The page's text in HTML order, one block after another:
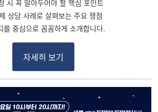
시 꼭 알아두어야 할 핵심 포인트
상담 사례로 살펴보는 주요 쟁점
를 중심으로 꼼꼼하게 소개합니다.
자세히 보기